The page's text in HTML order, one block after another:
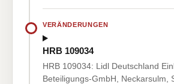
VERÄNDERUNGEN
HRB 109034
HRB 109034: Lidl Deutschland
Beteiligungs-GmbH, Neckarsulm,